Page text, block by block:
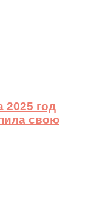
год
свою